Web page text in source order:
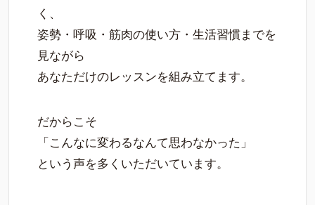
く、
姿勢・呼吸・筋肉の使い方・生活習慣までを
見ながら
あなただけのレッスンを組み立てます。
だからこそ
「こんなに変わるなんて思わなかった」
という声を多くいただいています。